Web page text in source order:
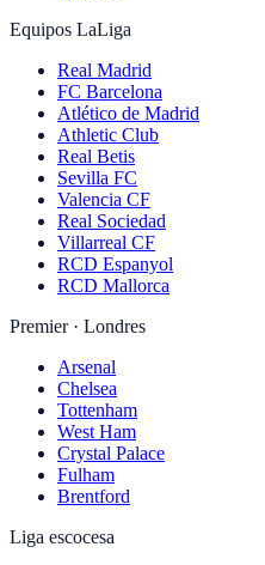
Equipos LaLiga
Real Madrid
FC Barcelona
Atlético de Madrid
Athletic Club
Real Betis
Sevilla FC
Valencia CF
Real Sociedad
Villarreal CF
RCD Espanyol
RCD Mallorca
Premier · Londres
Arsenal
Chelsea
Tottenham
West Ham
Crystal Palace
Fulham
Brentford
Liga escocesa